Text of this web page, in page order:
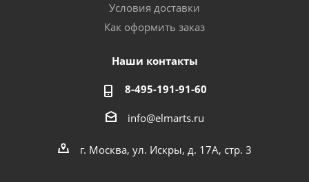
Условия доставки
Как оформить заказ
Наши контакты
8-495-191-91-60
info@elmarts.ru
г. Москва, ул. Искры, д. 17А, стр. 3